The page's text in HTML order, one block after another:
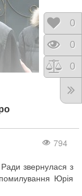
794
звернулася з
Юрія
0
0
0